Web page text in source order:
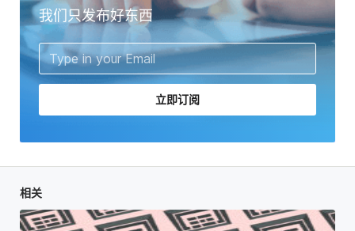
我们只发布好东西
立即订阅
相关